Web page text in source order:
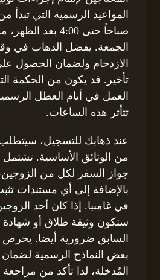
صباحاً حتى 4:00 بعد
الجمعة. يفضل الذهاب في
الازدحام ولضمان الحصول
تأخير. قد يكون من الحكمة
العمل في أيام العطل
تتأثر هذه الساعات.
عند ذهابك للتسجيل،
من الوثائق الأساسية. تشتمل
جواز السفر لكل من الزوجين،
بالإضافة إلى أي مستندات
في غامبيا. إذا كان أحد
ستكون وثيقة طلاق أو شهادة
السابق ضرورية أيضا. يحرص
بعض النماذج الرسمية
المُدخلة، لذا تأكد من مراجعة